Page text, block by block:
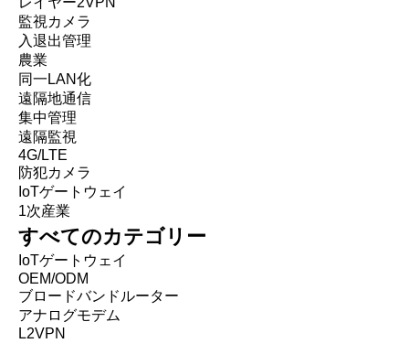
監視カメラ
入退出管理
農業
同一LAN化
遠隔地通信
集中管理
遠隔監視
4G/LTE
防犯カメラ
IoTゲートウェイ
1次産業
すべてのカテゴリー
IoTゲートウェイ
OEM/ODM
ブロードバンドルーター
アナログモデム
L2VPN